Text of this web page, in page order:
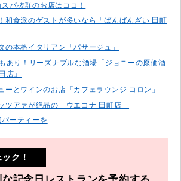
パ抜群のお店はココ！
和食派のゲストが多いなら「ばんばんざい 田町
の本格イタリアン「パサージュ」
あり！リーズナブルな酒場「ジョニーの原価酒
店」
ーとワインのお店「カフェラウンジ コロン」
ツアァが絶品の「ウエコナ 田町店」
ーティーを
ク！